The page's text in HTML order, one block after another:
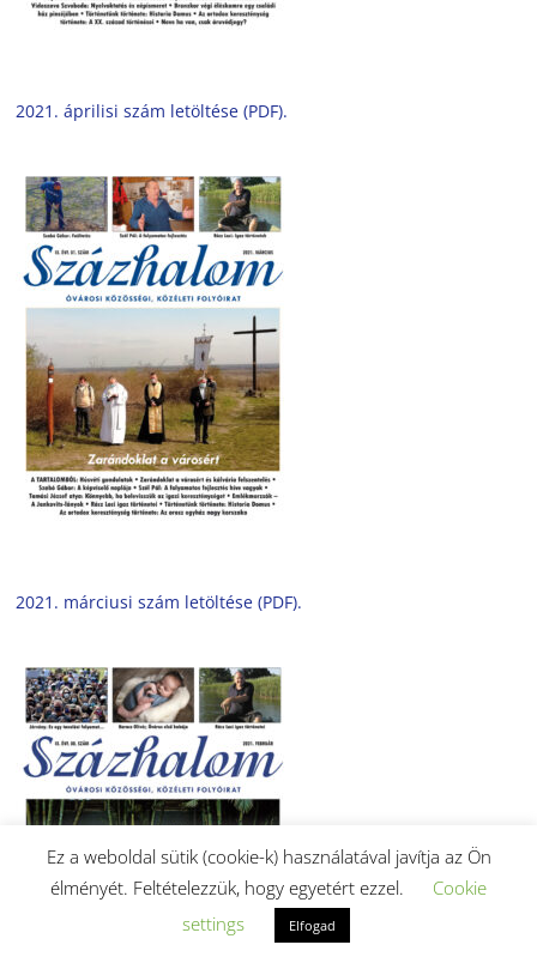
2021. áprilisi szám letöltése (PDF).
2021. márciusi szám letöltése (PDF).
Ez a weboldal sütik (cookie-k) használatával javítja az Ön
élményét. Feltételezzük, hogy egyetért ezzel.
Cookie
settings
Elfogad